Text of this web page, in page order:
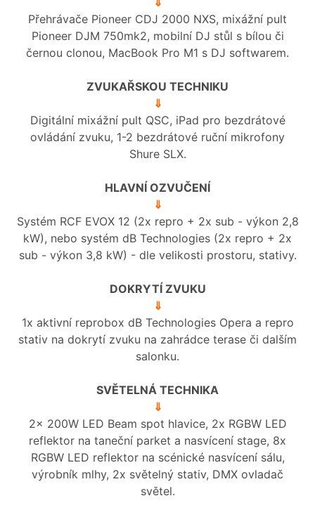
Přehrávače Pioneer CDJ 2000 NXS, mixážní pult
Pioneer DJM 750mk2, mobilní DJ stůl s bílou či
černou clonou, MacBook Pro M1 s DJ softwarem.
ZVUKAŘSKOU TECHNIKU
⇓
Digitální mixážní pult QSC, iPad pro bezdrátové
ovládání zvuku, 1-2 bezdrátové ruční mikrofony
Shure SLX.
HLAVNÍ OZVUČENÍ
⇓
Systém RCF EVOX 12 (2x repro + 2x sub - výkon 2,8
kW), nebo systém dB Technologies (2x repro + 2x
sub - výkon 3,8 kW) - dle velikosti prostoru, stativy.
DOKRYTÍ ZVUKU
⇓
1x aktivní reprobox dB Technologies Opera a repro
stativ na dokrytí zvuku na zahrádce terase či dalším
salonku.
SVĚTELNÁ TECHNIKA
⇓
2x 200W LED Beam spot hlavice, 2x RGBW LED
reflektor na taneční parket a nasvícení stage, 8x
RGBW LED reflektor na scénické nasvícení sálu,
výrobník mlhy, 2x světelný stativ, DMX ovladač
světel.